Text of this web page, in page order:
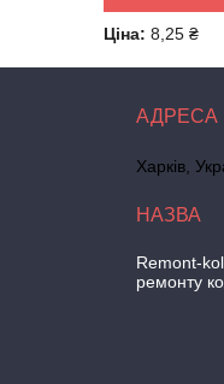
Ціна: 8,25 ₴
Харків,
Remont-
ремонту